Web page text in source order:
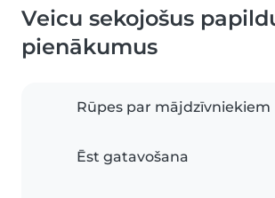
Veicu sekojošus
pienākumus
Rūpes par mājdzīvniekiem
Ēst gatavošana